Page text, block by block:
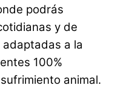
podrás
y de
a la
100%
animal.